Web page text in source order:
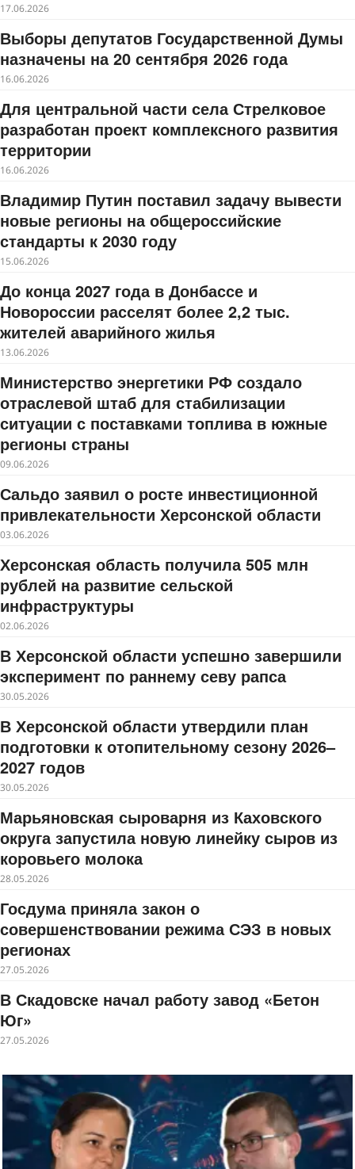
17.06.2026
Выборы депутатов Государственной Думы
назначены на 20 сентября 2026 года
16.06.2026
Для центральной части села Стрелковое
разработан проект комплексного развития
территории
16.06.2026
Владимир Путин поставил задачу вывести
новые регионы на общероссийские
стандарты к 2030 году
15.06.2026
До конца 2027 года в Донбассе и
Новороссии расселят более 2,2 тыс.
жителей аварийного жилья
13.06.2026
Министерство энергетики РФ создало
отраслевой штаб для стабилизации
ситуации с поставками топлива в южные
регионы страны
09.06.2026
Сальдо заявил о росте инвестиционной
привлекательности Херсонской области
03.06.2026
Херсонская область получила 505 млн
рублей на развитие сельской
инфраструктуры
02.06.2026
В Херсонской области успешно завершили
эксперимент по раннему севу рапса
30.05.2026
В Херсонской области утвердили план
подготовки к отопительному сезону 2026–
2027 годов
30.05.2026
Марьяновская сыроварня из Каховского
округа запустила новую линейку сыров из
коровьего молока
28.05.2026
Госдума приняла закон о
совершенствовании режима СЭЗ в новых
регионах
27.05.2026
В Скадовске начал работу завод «Бетон
Юг»
27.05.2026